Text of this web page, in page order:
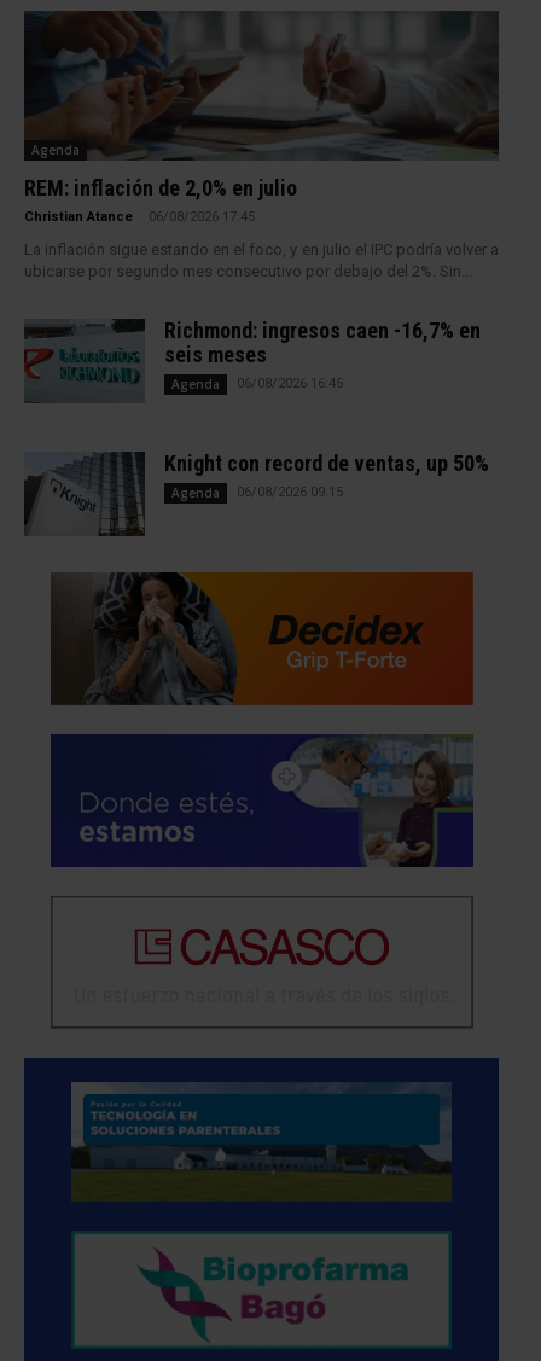
Agenda
REM: inflación de 2,0% en julio
Christian Atance 06/08/2026 17:45
La inflación sigue estando en el foco, y en julio el IPC podría volver a
ubicarse por segundo mes consecutivo por debajo del 2%. Sin...
Richmond: ingresos caen -16,7% en
seis meses
Agenda 06/08/2026 16:45
Knight con record de ventas, up 50%
Agenda 06/08/2026 09:15